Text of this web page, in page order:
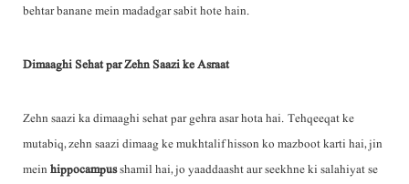
behtar banane mein madadgar sabit hote hain.
Dimaaghi Sehat par Zehn Saazi ke Asraat
Zehn saazi ka dimaaghi sehat par gehra asar hota hai. Tehqeeqat ke
mutabiq, zehn saazi dimaag ke mukhtalif hisson ko mazboot karti hai, jin
meinhippocampusshamil hai, jo yaaddaasht aur seekhne ki salahiyat se